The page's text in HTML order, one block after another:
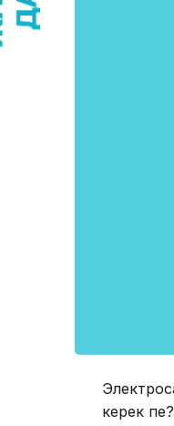
керек